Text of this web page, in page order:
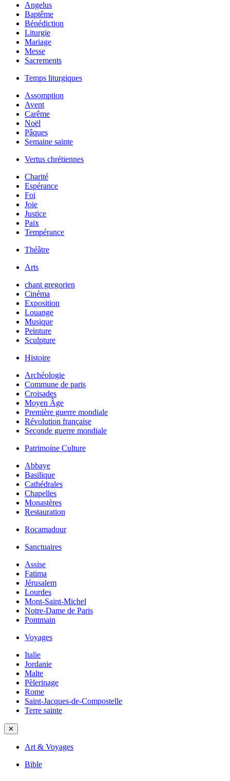
Angelus
Baptême
Bénédiction
Liturgie
Mariage
Messe
Sacrements
Temps liturgiques
Assomption
Avent
Carême
Noël
Pâques
Semaine sainte
Vertus chrétiennes
Charité
Espérance
Foi
Joie
Justice
Paix
Tempérance
Théâtre
Arts
chant gregorien
Cinéma
Exposition
Louange
Musique
Peinture
Sculpture
Histoire
Archéologie
Commune de paris
Croisades
Moyen Âge
Première guerre mondiale
Révolution française
Seconde guerre mondiale
Patrimoine Culture
Abbaye
Basilique
Cathédrales
Chapelles
Monastères
Restauration
Rocamadour
Sanctuaires
Assise
Fatima
Jérusalem
Lourdes
Mont-Saint-Michel
Notre-Dame de Paris
Pontmain
Voyages
Italie
Jordanie
Malte
Pèlerinage
Rome
Saint-Jacques-de-Compostelle
Terre sainte
✕
Art & Voyages
Bible